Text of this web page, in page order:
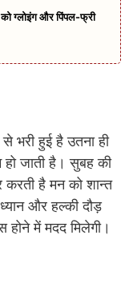
ग्लोइंग और पिंपल-फ्री
हुई है उतना ही
जाती है। सुबह की
करती है मन को शान्त
और हल्की दौड़
में मदद मिलेगी।